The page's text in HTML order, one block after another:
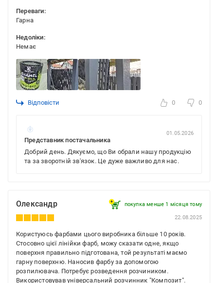
Переваги:
Гарна
Недоліки:
Немає
Відповісти 0 0
Представник постачальника
01.05.2026
Добрий день. Дякуємо, що Ви обрали нашу продукцію
та за зворотній зв'язок. Це дуже важливо для нас.
Олександр покупка менше 1 місяця томy
22.08.2025
Користуюсь фарбами цього виробника більше 10 років.
Стосовно цієї лінійки фарб, можу сказати одне, якщо
поверхня правильно підготована, той результаті маємо
гарну поверхню. Наносив фарбу за допомогою
розпилювача. Потребує розведення розчиником.
Використовував універсальний розчинник "Композит".